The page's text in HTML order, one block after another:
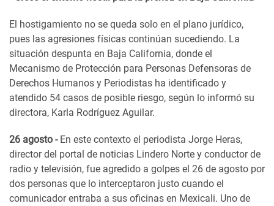
El hostigamiento no se queda solo en el plano jurídico,
pues las agresiones físicas continúan sucediendo. La
situación despunta en Baja California, donde el
Mecanismo de Protección para Personas Defensoras de
Derechos Humanos y Periodistas ha identificado y
atendido 54 casos de posible riesgo, según lo informó su
directora, Karla Rodríguez Aguilar.
26 agosto - En este contexto el periodista Jorge Heras,
director del portal de noticias Lindero Norte y conductor de
radio y televisión, fue agredido a golpes el 26 de agosto por
dos personas que lo interceptaron justo cuando el
comunicador entraba a sus oficinas en Mexicali. Uno de